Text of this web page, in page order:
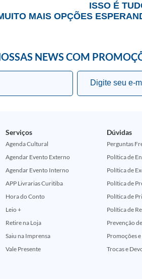
ISSO É
MAIS OPÇÕES
NEWS COM
Serviços
Agenda Cultural
Agendar Evento Externo
Agendar Evento Interno
APP Livrarias Curitiba
Hora do Conto
Leio +
Retire na Loja
Saiu na Imprensa
Vale Presente
Dúvidas
Perguntas
Política de
Política de
Política de
Política de
Política de
Prevenção
Promoções
Trocas e